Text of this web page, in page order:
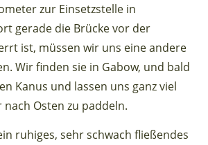
zur Einsetzstelle in
gerade die Brücke vor der
ist, müssen wir uns eine andere
Wir finden sie in Gabow, und bald
Kanus und lassen uns ganz viel
nach Osten zu paddeln.
ruhiges, sehr schwach fließendes